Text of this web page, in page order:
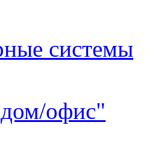
системы
офис"